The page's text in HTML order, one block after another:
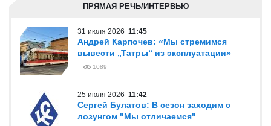
ПРЯМАЯ РЕЧЬ/ИНТЕРВЬЮ
31 июля 2026 11:45
Андрей Карпочев: «Мы стремимся
вывести „Татры“ из эксплуатации»
1089
25 июля 2026 11:42
Сергей Булатов: В сезон заходим с
лозунгом "Мы отличаемся"